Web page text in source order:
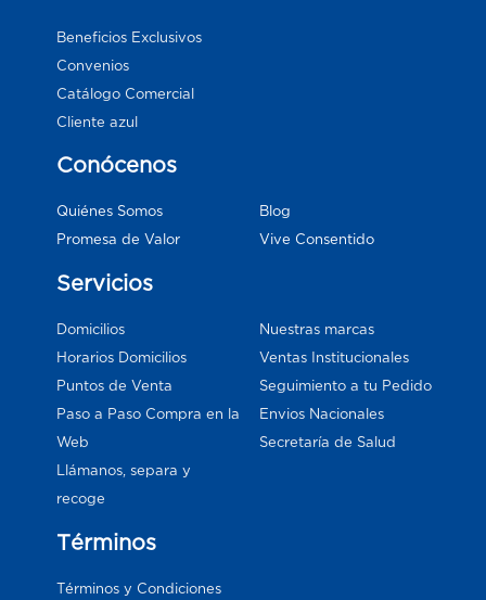
Beneficios Exclusivos
Convenios
Catálogo Comercial
Cliente azul
Conócenos
Quiénes Somos
Promesa de Valor
Blog
Vive Consentido
Servicios
Domicilios
Horarios Domicilios
Puntos de Venta
Paso a Paso Compra en la
Web
Llámanos, separa y
recoge
Nuestras marcas
Ventas Institucionales
Seguimiento a tu Pedido
Envios Nacionales
Secretaría de Salud
Términos
Términos y Condiciones